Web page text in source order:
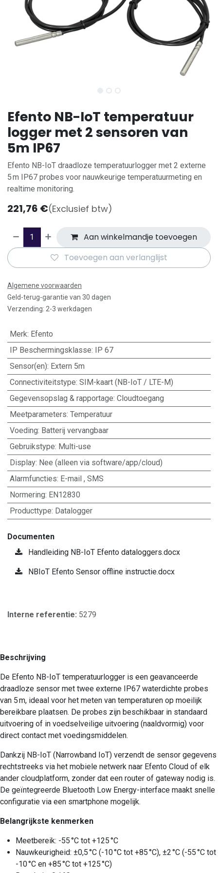
Efento NB-IoT temperatuur
logger met 2 sensoren van
5m IP67
Efento NB-IoT draadloze temperatuurlogger met 2 externe
5 m IP67 probes voor nauwkeurige temperatuurmeting en
realtime monitoring.
221,76 €(Exclusief btw)
Aan winkelmandje toevoegen
Toevoegen aan verlanglijst
Algemene voorwaarden
Geld-terug-garantie van 30 dagen
Verzending: 2-3 werkdagen
Merk: Efento
IP Beschermingsklasse:
IP 67
Sensor(en): Extern 5m
Connectiviteitstype: SIM-kaart (NB-IoT / LTE-M)
Gegevensopslag & rapportage: Cloudtoegang
Meetparameters: Temperatuur
Voeding: Batterij vervangbaar
Gebruikstype: Multi-use
Display: Nee (alleen via software/app/cloud)
Alarmfuncties: E-mail , SMS
Normering: EN12830
Producttype: Datalogger
Documenten
Handleiding NB-IoT Efento dataloggers.docx
NBIoT Efento Sensor offline instructie.docx
Interne referentie: 5279
Beschrijving
De Efento NB-IoT temperatuurlogger is een geavanceerde
draadloze sensor met twee externe IP67 waterdichte probes
van 5 m, ideaal voor het meten van temperaturen op moeilijk
bereikbare plaatsen. De probes zijn beschikbaar in standaard
uitvoering of in voedselveilige uitvoering (naaldvormig) voor
direct contact met voedingsmiddelen.
Dankzij NB-IoT (Narrowband IoT) verzendt de sensor gegevens
rechtstreeks via het mobiele netwerk naar Efento Cloud of elk
ander cloudplatform, zonder dat een router of gateway nodig is.
De geïntegreerde Bluetooth Low Energy-interface maakt snelle
configuratie via een smartphone mogelijk.
Belangrijkste kenmerken
Meetbereik: -55 °C tot +125 °C
Nauwkeurigheid: ±0,5 °C (-10 °C tot +85 °C), ±2 °C (-55 °C tot
-10 °C en +85 °C tot +125 °C)